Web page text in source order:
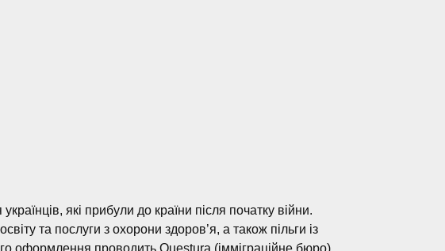
які прибули до країни після початку війни.
та послуги з охорони здоров’я, а також пільги із
оформлення проводить Questura (імміграційне бюро).